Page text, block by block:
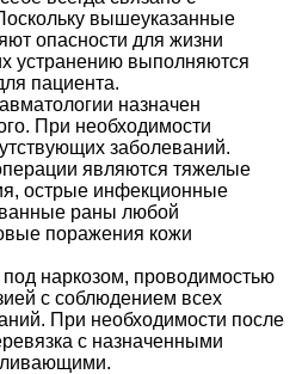
Запись
Арцимовича
д. 9, корп. 1
Запись
на Яцкова
д. 2/2;
Запись
16, корп. 2; м. Автозаводская
Запись
вышеуказанные
опасности для жизни
устранению выполняются
пациента.
назначен
При необходимости
заболеваний.
являются тяжелые
острые инфекционные
раны любой
поражения кожи
наркозом, проводимостью
с соблюдением всех
При необходимости после
с назначенными